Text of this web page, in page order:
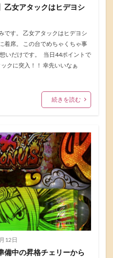
乙女アタックはヒデヨシ
です。 乙女アタックはヒデヨシ
着席。 この台でめちゃくちゃ事
いだけです。 当日44ポイントで
クに突入！！ 幸先いいなぁ
続きを読む
12日
備中の昇格チェリーから